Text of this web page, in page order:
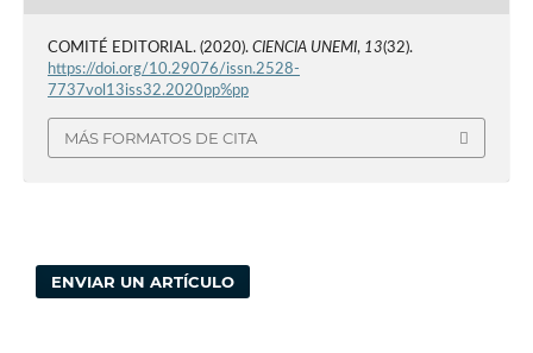
COMITÉ EDITORIAL. (2020). CIENCIA UNEMI, 13(32).
https://doi.org/10.29076/issn.2528-
7737vol13iss32.2020pp%pp
MÁS FORMATOS DE CITA
ENVIAR UN ARTÍCULO